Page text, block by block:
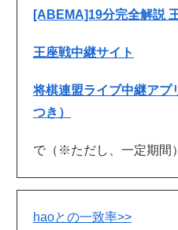
[ABEMA]19分完全解説
王座戦中継サイト
将棋連盟ライブ中継アプ
つき）
で（※ただし、一定期間
haoとの一致率>>